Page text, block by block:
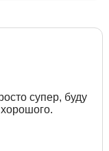
супер, буду